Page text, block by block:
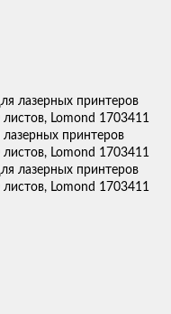
лазерных принтеров
Lomond 1703411